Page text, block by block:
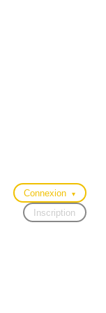
Connexion ▾
Inscription